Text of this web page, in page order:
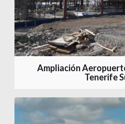
Ampliación
Tenerife